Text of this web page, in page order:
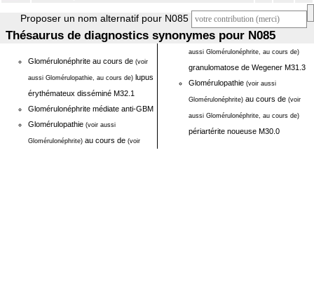
Proposer un nom alternatif pour N085
Thésaurus de diagnostics synonymes pour N085
Glomérulonéphrite au cours de (voir
aussi Glomérulopathie, au cours de) lupus
érythémateux disséminé M32.1
Glomérulonéphrite médiate anti-GBM
Glomérulopathie (voir aussi
Glomérulonéphrite) au cours de (voir
aussi Glomérulonéphrite, au cours de)
granulomatose de Wegener M31.3
Glomérulopathie (voir aussi
Glomérulonéphrite) au cours de (voir
aussi Glomérulonéphrite, au cours de)
périartérite noueuse M30.0